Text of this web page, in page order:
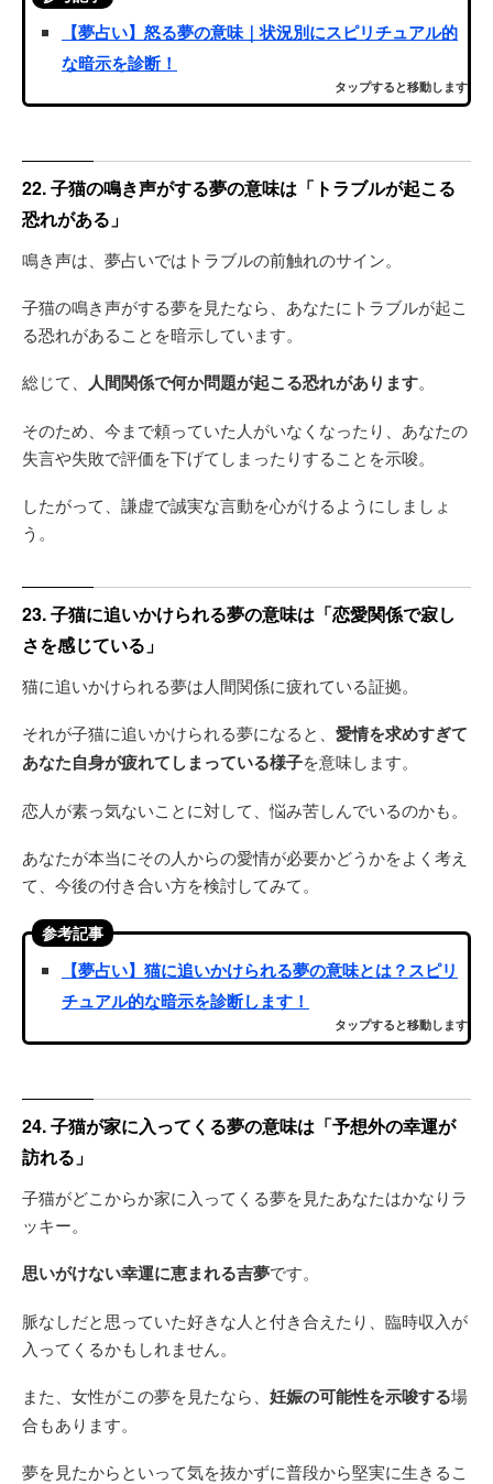
【夢占い】怒る夢の意味｜状況別にスピリチュアル的
な暗示を診断！
タップすると移動します
22. 子猫の鳴き声がする夢の意味は「トラブルが起こる
恐れがある」
鳴き声は、夢占いではトラブルの前触れのサイン。
子猫の鳴き声がする夢を見たなら、あなたにトラブルが起こ
る恐れがあることを暗示しています。
総じて、 人間関係で何か問題が起こる恐れがあります。
そのため、今まで頼っていた人がいなくなったり、あなたの
失言や失敗で評価を下げてしまったりすることを示唆。
したがって、謙虚で誠実な言動を心がけるようにしましょ
う。
23. 子猫に追いかけられる夢の意味は「恋愛関係で寂し
さを感じている」
猫に追いかけられる夢は人間関係に疲れている証拠。
それが子猫に追いかけられる夢になると、 愛情を求めすぎて
あなた自身が疲れてしまっている様子を意味します。
恋人が素っ気ないことに対して、悩み苦しんでいるのかも。
あなたが本当にその人からの愛情が必要かどうかをよく考え
て、今後の付き合い方を検討してみて。
参考記事
【夢占い】猫に追いかけられる夢の意味とは？スピリ
チュアル的な暗示を診断します！
タップすると移動します
24. 子猫が家に入ってくる夢の意味は「予想外の幸運が
訪れる」
子猫がどこからか家に入ってくる夢を見たあなたはかなりラ
ッキー。
思いがけない幸運に恵まれる吉夢です。
脈なしだと思っていた好きな人と付き合えたり、臨時収入が
入ってくるかもしれません。
また、女性がこの夢を見たなら、 妊娠の可能性を示唆する場
合もあります。
夢を見たからといって気を抜かずに普段から堅実に生きるこ